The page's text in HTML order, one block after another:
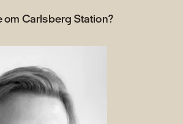
om Carlsberg Station?